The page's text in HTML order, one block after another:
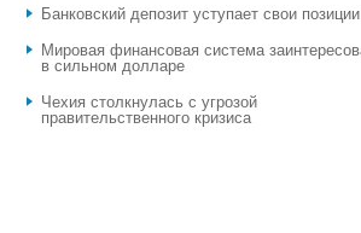
​Банковский депозит уступает свои позиции
Мировая финансовая система
в сильном долларе
Чехия столкнулась с угрозой
правительственного кризиса